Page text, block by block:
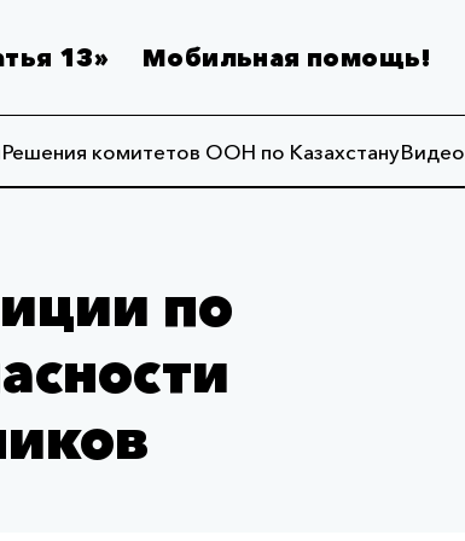
13» Мобильная помощь!
Решения комитетов ООН по КазахстануВидео
по